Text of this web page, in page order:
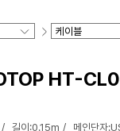
HT-
길이:0.15m 메인단자